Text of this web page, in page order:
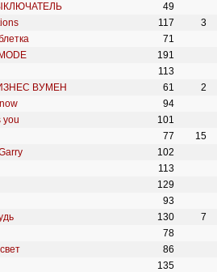
49
117
3
71
191
113
ВУМЕН 61
2
94
you
101
77
15
102
113
129
93
130
7
78
86
135